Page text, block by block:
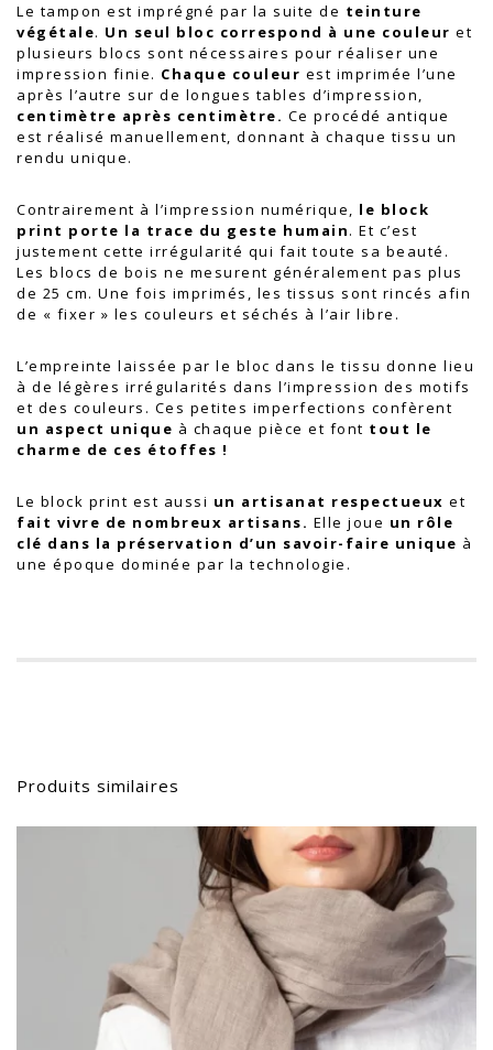
Le tampon est imprégné par la suite de teinture
végétale. Un seul bloc correspond à une couleur et
plusieurs blocs sont nécessaires pour réaliser une
impression finie. Chaque couleur est imprimée l’une
après l’autre sur de longues tables d’impression,
centimètre après centimètre. Ce procédé antique
est réalisé manuellement, donnant à chaque tissu un
rendu unique.
Contrairement à l’impression numérique, le block
print porte la trace du geste humain. Et c’est
justement cette irrégularité qui fait toute sa beauté.
Les blocs de bois ne mesurent généralement pas plus
de 25 cm. Une fois imprimés, les tissus sont rincés afin
de « fixer » les couleurs et séchés à l’air libre.
L’empreinte laissée par le bloc dans le tissu donne lieu
à de légères irrégularités dans l’impression des motifs
et des couleurs. Ces petites imperfections confèrent
un aspect unique à chaque pièce et font tout le
charme de ces étoffes !
Le block print est aussi un artisanat respectueux et
fait vivre de nombreux artisans. Elle joue un rôle
clé dans la préservation d’un savoir-faire unique à
une époque dominée par la technologie.
Produits similaires